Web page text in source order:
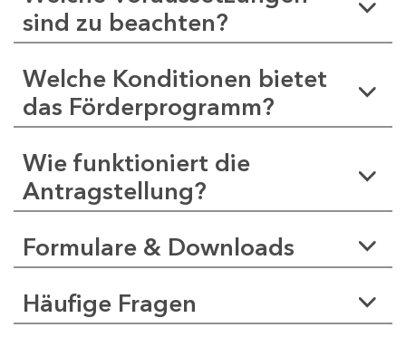
sind zu beachten?
Welche Konditionen bietet
das Förderprogramm?
Wie funktioniert die
Antragstellung?
Formulare & Downloads
Häufige Fragen